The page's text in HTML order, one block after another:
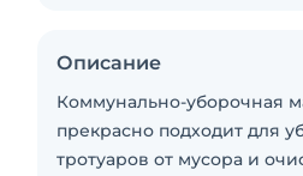
Описание
Коммунально-уборочная
прекрасно подходит для
тротуаров от мусора и